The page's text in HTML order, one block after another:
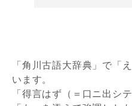
「角川古語大辞典」で「
います。
「得言はず（＝口ニ出シ